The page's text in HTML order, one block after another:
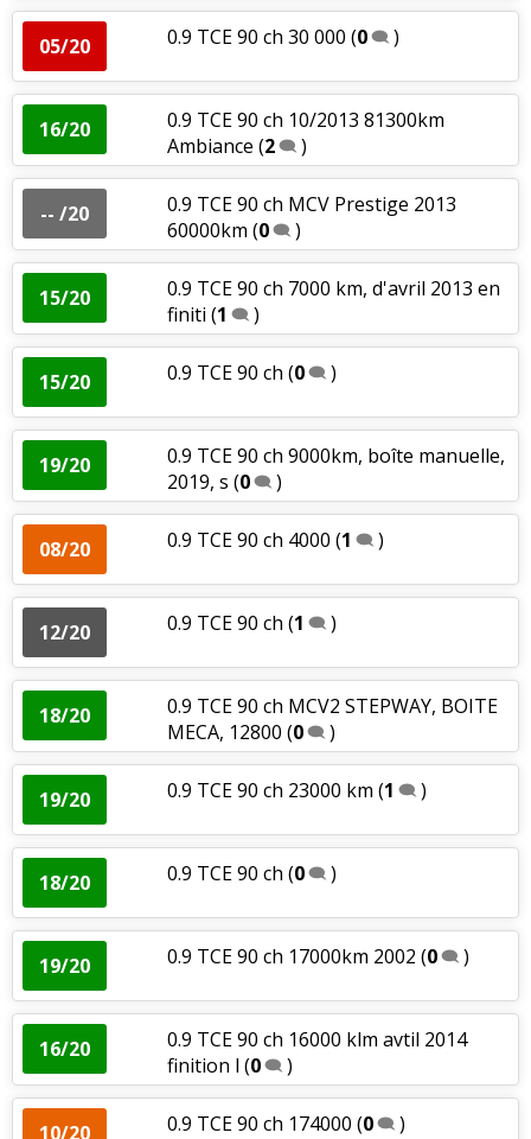
05/20 0.9 TCE 90 ch 30 000 (0 )
16/20
0.9 TCE 90 ch 10/2013 81300km
Ambiance (2 )
-- /20
0.9 TCE 90 ch MCV Prestige 2013
60000km (0 )
15/20
0.9 TCE 90 ch 7000 km, d'avril 2013 en
finiti (1 )
15/20 0.9 TCE 90 ch (0 )
19/20
0.9 TCE 90 ch 9000km, boîte manuelle,
2019, s (0 )
08/20 0.9 TCE 90 ch 4000 (1 )
12/20 0.9 TCE 90 ch (1 )
18/20
0.9 TCE 90 ch MCV2 STEPWAY, BOITE
MECA, 12800 (0 )
19/20 0.9 TCE 90 ch 23000 km (1 )
18/20 0.9 TCE 90 ch (0 )
19/20 0.9 TCE 90 ch 17000km 2002 (0 )
16/20
0.9 TCE 90 ch 16000 klm avtil 2014
finition l (0 )
10/20 0.9 TCE 90 ch 174000 (0 )